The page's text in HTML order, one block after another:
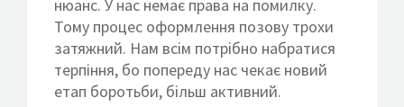
нюанс. У нас немає права на помилку.
Тому процес оформлення позову трохи
затяжний. Нам всім потрібно набратися
терпіння, бо попереду нас чекає новий
етап боротьби, більш активний.